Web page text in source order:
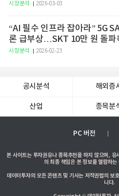
시장분석 2026-03-03
“AI 필수 인프라 잡아라” 5G
론 급부상…SKT 10만 원 돌파
증권
시장분석 2026-02-23
공시분석 해외증
산업 종목분
PC 버전
본 사이트는 투자권유나 종목추천을 하지 않으며,
의 최종 책임은 본 정보를 열람하
데이터투자의 모든 콘텐츠 및 기사는 저작권법의 보
니다.